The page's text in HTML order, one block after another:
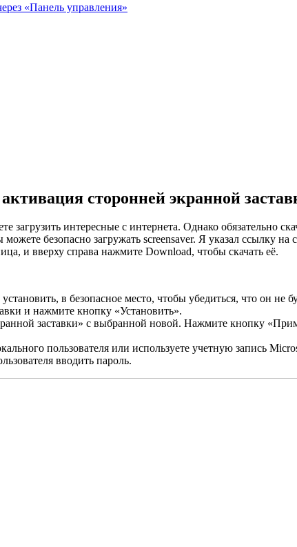
«Панель управления»
сторонней экранной
загрузить интересные с интернета. Однако обязательно
безопасно загружать screensaver. Я указал ссылку на
и вверху справа нажмите Download, чтобы скачать её.
в безопасное место, чтобы убедиться, что он не
и нажмите кнопку «Установить».
заставки» с выбранной новой. Нажмите кнопку
пользователя или используете учетную запись
вводить пароль.